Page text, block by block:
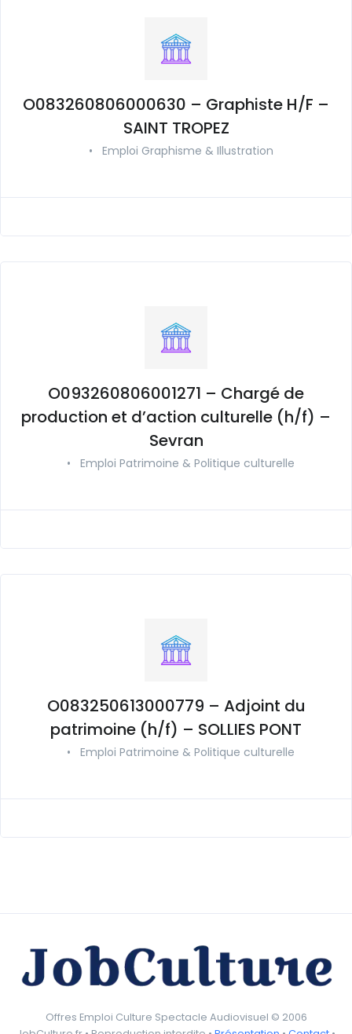
O083260806000630 – Graphiste H/F –
SAINT TROPEZ
• Emploi Graphisme & Illustration
O093260806001271 – Chargé de
production et d’action culturelle (h/f) –
Sevran
• Emploi Patrimoine & Politique culturelle
O083250613000779 – Adjoint du
patrimoine (h/f) – SOLLIES PONT
• Emploi Patrimoine & Politique culturelle
Offres Emploi Culture Spectacle Audiovisuel © 2006